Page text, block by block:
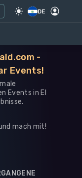
DE
-
Events!
Events in El
mach mit!